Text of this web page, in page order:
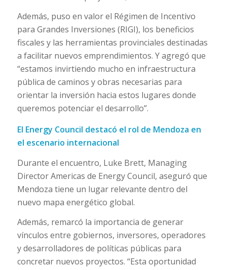
Además, puso en valor el Régimen de Incentivo
para Grandes Inversiones (RIGI), los beneficios
fiscales y las herramientas provinciales destinadas
a facilitar nuevos emprendimientos. Y agregó que
“estamos invirtiendo mucho en infraestructura
pública de caminos y obras necesarias para
orientar la inversión hacia estos lugares donde
queremos potenciar el desarrollo”.
El Energy Council destacó el rol de Mendoza en
el escenario internacional
Durante el encuentro, Luke Brett, Managing
Director Americas de Energy Council, aseguró que
Mendoza tiene un lugar relevante dentro del
nuevo mapa energético global.
Además, remarcó la importancia de generar
vínculos entre gobiernos, inversores, operadores
y desarrolladores de políticas públicas para
concretar nuevos proyectos. “Esta oportunidad